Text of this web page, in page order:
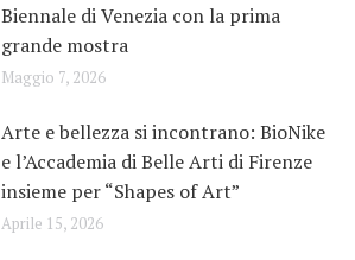
Biennale di Venezia con la prima
grande mostra
Maggio 7, 2026
Arte e bellezza si incontrano: BioNike
e l’Accademia di Belle Arti di Firenze
insieme per “Shapes of Art”
Aprile 15, 2026